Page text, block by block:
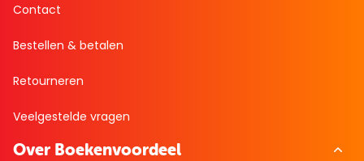
Contact
Bestellen & betalen
Retourneren
Veelgestelde vragen
Over Boekenvoordeel